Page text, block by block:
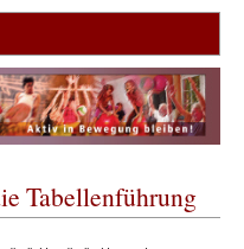
Tabellenführung